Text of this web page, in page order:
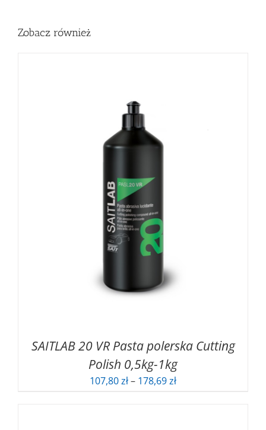
Zobacz również
SAITLAB 20 VR Pasta polerska Cutting
Polish 0,5kg-1kg
107,80zł– 178,69złZakres